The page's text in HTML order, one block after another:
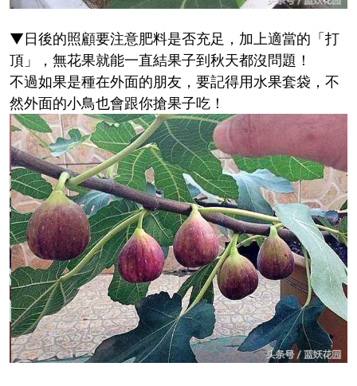
▼日後的照顧要注意肥料是否充足，加上適當的「打
頂」，無花果就能一直結果子到秋天都沒問題！
不過如果是種在外面的朋友，要記得用水果套袋，不
然外面的小鳥也會跟你搶果子吃！